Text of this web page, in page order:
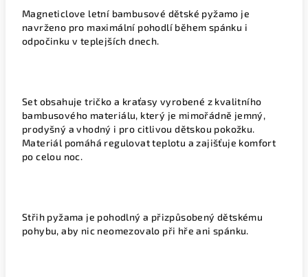
Magneticlove letní bambusové dětské pyžamo je
navrženo pro maximální pohodlí během spánku i
odpočinku v teplejších dnech.
Set obsahuje tričko a kraťasy vyrobené z kvalitního
bambusového materiálu, který je mimořádně jemný,
prodyšný a vhodný i pro citlivou dětskou pokožku.
Materiál pomáhá regulovat teplotu a zajišťuje komfort
po celou noc.
Střih pyžama je pohodlný a přizpůsobený dětskému
pohybu, aby nic neomezovalo při hře ani spánku.